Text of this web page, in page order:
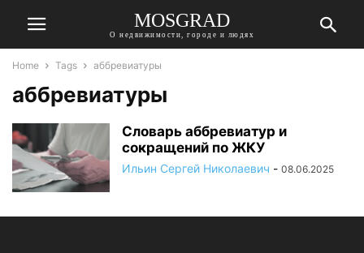
MOSGRAD
О недвижимости, городе и людях
Home Tags аббревиатуры
аббревиатуры
Словарь аббревиатур и
сокращений по ЖКУ
Ильин Сергей Николаевич - 08.06.2025